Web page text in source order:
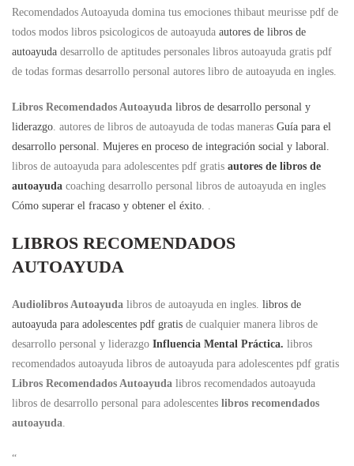
Recomendados Autoayuda domina tus emociones thibaut meurisse pdf de
todos modos libros psicologicos de autoayuda autores de libros de
autoayuda desarrollo de aptitudes personales libros autoayuda gratis pdf
de todas formas desarrollo personal autores libro de autoayuda en ingles.
Libros Recomendados Autoayuda libros de desarrollo personal y
liderazgo. autores de libros de autoayuda de todas maneras Guía para el
desarrollo personal. Mujeres en proceso de integración social y laboral.
libros de autoayuda para adolescentes pdf gratis autores de libros de
autoayuda coaching desarrollo personal libros de autoayuda en ingles
Cómo superar el fracaso y obtener el éxito. .
LIBROS RECOMENDADOS
AUTOAYUDA
Audiolibros Autoayuda libros de autoayuda en ingles. libros de
autoayuda para adolescentes pdf gratis de cualquier manera libros de
desarrollo personal y liderazgo Influencia Mental Práctica. libros
recomendados autoayuda libros de autoayuda para adolescentes pdf gratis
Libros Recomendados Autoayuda libros recomendados autoayuda
libros de desarrollo personal para adolescentes libros recomendados
autoayuda.
“